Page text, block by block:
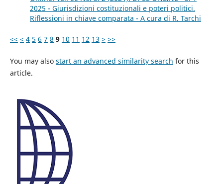
2025 - Giurisdizioni costituzionali e poteri politici.
Riflessioni in chiave comparata - A cura di R. Tarchi
<< < 4 5 6 7 8 9 10 11 12 13 > >>
You may also start an advanced similarity search for this
article.